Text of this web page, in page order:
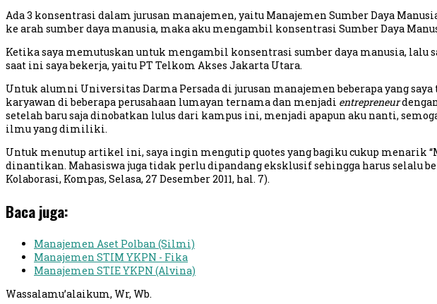
Ada 3 konsentrasi dalam jurusan manajemen, yaitu Manajemen Sumber Daya
ke arah sumber daya manusia, maka aku mengambil konsentrasi Sumber Daya
Ketika saya memutuskan untuk mengambil konsentrasi sumber daya manusia, lalu
saat ini saya bekerja, yaitu PT Telkom Akses Jakarta Utara.
Untuk alumni Universitas Darma Persada di jurusan manajemen beberapa yang
karyawan di beberapa perusahaan lumayan ternama dan menjadi entrepreneur
setelah baru saja dinobatkan lulus dari kampus ini, menjadi apapun aku nanti,
ilmu yang dimiliki.
Untuk menutup artikel ini, saya ingin mengutip quotes yang bagiku cukup menarik
dinantikan. Mahasiswa juga tidak perlu dipandang eksklusif sehingga harus selalu
Kolaborasi, Kompas, Selasa, 27 Desember 2011, hal. 7).
Baca juga:
Manajemen Aset Polban (Silmi)
Manajemen STIM YKPN - Fika
Manajemen STIE YKPN (Alvina)
Wassalamu’alaikum, Wr, Wb.